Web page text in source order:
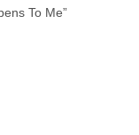
To Me”